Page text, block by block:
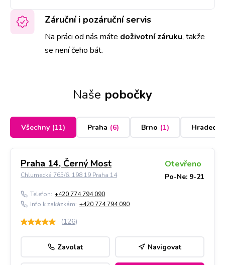
Záruční i pozáruční servis
Na práci od nás máte doživotní záruku, takže
se není čeho bát.
Naše pobočky
Všechny (11) Praha (6) Brno (1) Hradec
Praha 14, Černý Most
Chlumecká 765/6, 198 19 Praha 14
Otevřeno
Po-Ne: 9-21
Telefon: +420 774 794 090
Info k zakázkám: +420 774 794 090
(126)
Zavolat Navigovat